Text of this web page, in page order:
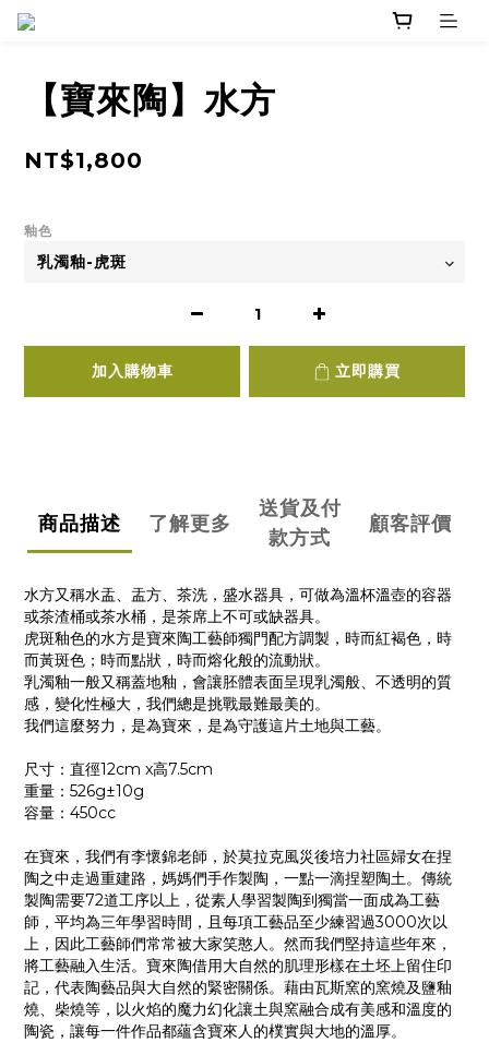
【寶來陶】水方
NT$1,800
釉色
加入購物車 立即購買
商品描述 了解更多
送貨及付
款方式
顧客評價
水方又稱水盂、盂方、茶洗，盛水器具，可做為溫杯溫壺的容器
或茶渣桶或茶水桶，是茶席上不可或缺器具。
虎斑釉色的水方是寶來陶工藝師獨門配方調製，時而紅褐色，時
而黃斑色；時而點狀，時而熔化般的流動狀。
乳濁釉一般又稱蓋地釉，會讓胚體表面呈現乳濁般、不透明的質
感，變化性極大，我們總是挑戰最難最美的。
我們這麼努力，是為寶來，是為守護這片土地與工藝。
尺寸：直徑12cm x高7.5cm
重量：526g±10g
容量：450cc
在寶來，我們有李懷錦老師，於莫拉克風災後培力社區婦女在捏
陶之中走過重建路，媽媽們手作製陶，一點一滴捏塑陶土。傳統
製陶需要72道工序以上，從素人學習製陶到獨當一面成為工藝
師，平均為三年學習時間，且每項工藝品至少練習過3000次以
上，因此工藝師們常常被大家笑憨人。然而我們堅持這些年來，
將工藝融入生活。寶來陶借用大自然的肌理形樣在土坯上留住印
記，代表陶藝品與大自然的緊密關係。藉由瓦斯窯的窯燒及鹽釉
燒、柴燒等，以火焰的魔力幻化讓土與窯融合成有美感和溫度的
陶瓷，讓每一件作品都蘊含寶來人的樸實與大地的溫厚。